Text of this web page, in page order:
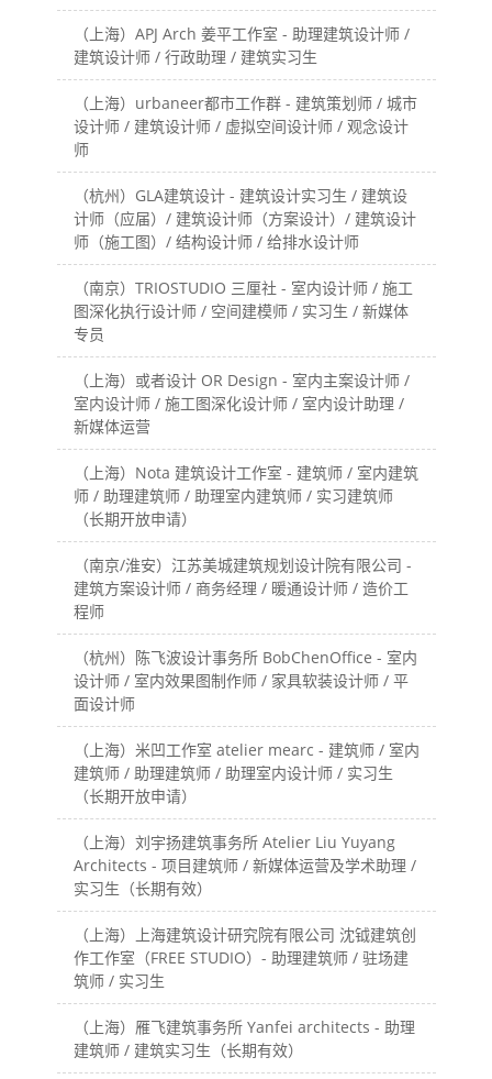
（上海）APJ Arch 姜平工作室 - 助理建筑设计师 /
建筑设计师 / 行政助理 / 建筑实习生
（上海）urbaneer都市工作群 - 建筑策划师 / 城市
设计师 / 建筑设计师 / 虚拟空间设计师 / 观念设计
师
（杭州）GLA建筑设计 - 建筑设计实习生 / 建筑设
计师（应届）/ 建筑设计师（方案设计）/ 建筑设计
师（施工图）/ 结构设计师 / 给排水设计师
（南京）TRIOSTUDIO 三厘社 - 室内设计师 / 施工
图深化执行设计师 / 空间建模师 / 实习生 / 新媒体
专员
（上海）或者设计 OR Design - 室内主案设计师 /
室内设计师 / 施工图深化设计师 / 室内设计助理 /
新媒体运营
（上海）Nota 建筑设计工作室 - 建筑师 / 室内建筑
师 / 助理建筑师 / 助理室内建筑师 / 实习建筑师
（长期开放申请）
（南京/淮安）江苏美城建筑规划设计院有限公司 -
建筑方案设计师 / 商务经理 / 暖通设计师 / 造价工
程师
（杭州）陈飞波设计事务所 BobChenOffice - 室内
设计师 / 室内效果图制作师 / 家具软装设计师 / 平
面设计师
（上海）米凹工作室 atelier mearc - 建筑师 / 室内
建筑师 / 助理建筑师 / 助理室内设计师 / 实习生
（长期开放申请）
（上海）刘宇扬建筑事务所 Atelier Liu Yuyang
Architects - 项目建筑师 / 新媒体运营及学术助理 /
实习生（长期有效）
（上海）上海建筑设计研究院有限公司 沈钺建筑创
作工作室（FREE STUDIO）- 助理建筑师 / 驻场建
筑师 / 实习生
（上海）雁飞建筑事务所 Yanfei architects - 助理
建筑师 / 建筑实习生（长期有效）